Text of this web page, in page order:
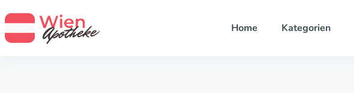
Home Kategorien